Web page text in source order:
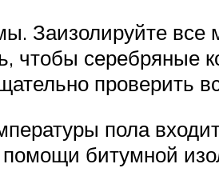
Заизолируйте
чтобы
проверить
пола
помощи битумной